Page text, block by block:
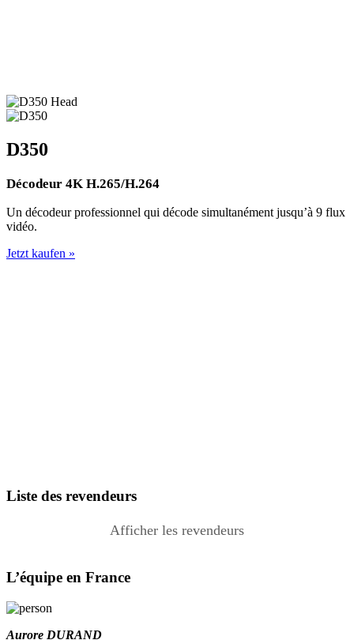
D350
Décodeur 4K H.265/H.264
Un décodeur professionnel qui décode simultanément jusqu’à 9 flux
vidéo.
Jetzt kaufen »
Liste des revendeurs
Afficher les revendeurs
France
3S Electronique
L’équipe en France
Aurore DURAND